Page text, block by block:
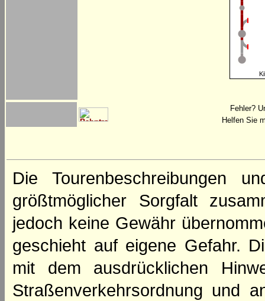
Fehler?
Helfen Sie
Die Tourenbeschreibungen
größtmöglicher Sorgfalt
jedoch keine Gewähr
geschieht auf eigene Gefahr.
mit dem ausdrücklichen
Straßenverkehrsordnung und